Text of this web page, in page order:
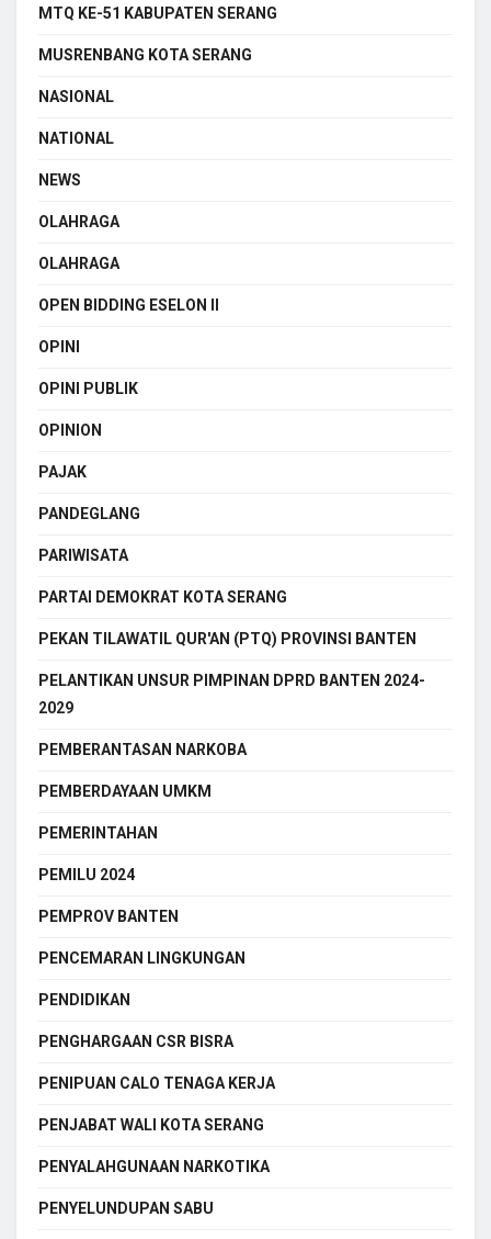
MTQ KE-51 KABUPATEN SERANG
MUSRENBANG KOTA SERANG
NASIONAL
NATIONAL
NEWS
OLAHRAGA
OLAHRAGA
OPEN BIDDING ESELON II
OPINI
OPINI PUBLIK
OPINION
PAJAK
PANDEGLANG
PARIWISATA
PARTAI DEMOKRAT KOTA SERANG
PEKAN TILAWATIL QUR'AN (PTQ) PROVINSI BANTEN
PELANTIKAN UNSUR PIMPINAN DPRD BANTEN 2024-
2029
PEMBERANTASAN NARKOBA
PEMBERDAYAAN UMKM
PEMERINTAHAN
PEMILU 2024
PEMPROV BANTEN
PENCEMARAN LINGKUNGAN
PENDIDIKAN
PENGHARGAAN CSR BISRA
PENIPUAN CALO TENAGA KERJA
PENJABAT WALI KOTA SERANG
PENYALAHGUNAAN NARKOTIKA
PENYELUNDUPAN SABU